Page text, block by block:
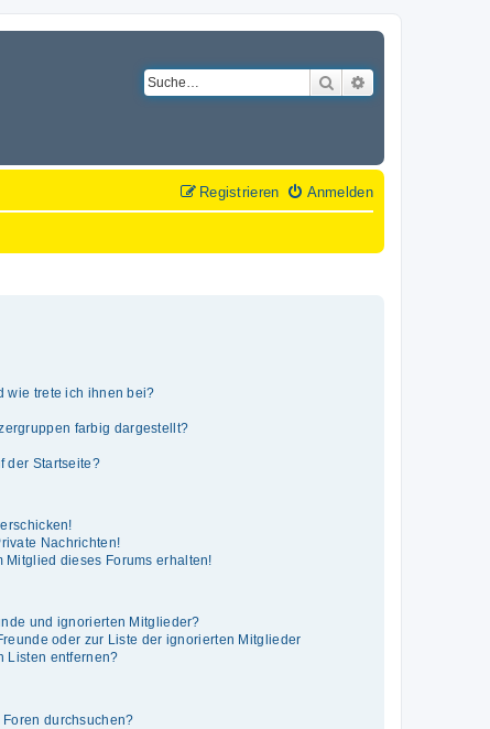
Suche
Anmelden
Registrieren
wie trete ich ihnen bei?
farbig dargestellt?
der Startseite?
Nachrichten!
Mitglied dieses Forums erhalten!
und ignorierten Mitglieder?
oder zur Liste der ignorierten Mitglieder
Listen entfernen?
durchsuchen?